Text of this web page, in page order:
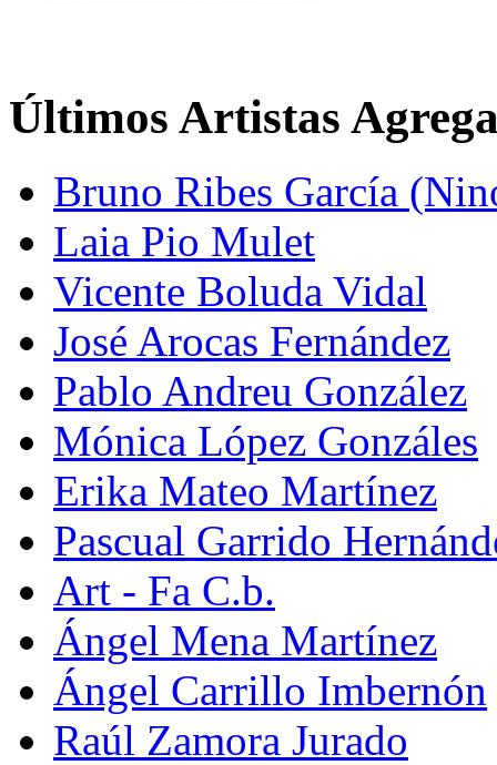
Últimos Artistas
Bruno Ribes García
Laia Pio Mulet
Vicente Boluda Vidal
José Arocas Fernández
Pablo Andreu González
Mónica López Gonzáles
Erika Mateo Martínez
Pascual Garrido
Art - Fa C.b.
Ángel Mena Martínez
Ángel Carrillo Imbernón
Raúl Zamora Jurado